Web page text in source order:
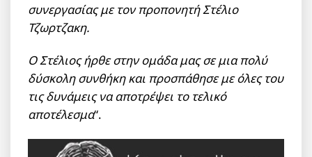
συνεργασίας με τον προπονητή Στέλιο
Τζωρτζακη.
Ο Στέλιος ήρθε στην ομάδα μας σε μια πολύ
δύσκολη συνθήκη και προσπάθησε με όλες του
τις δυνάμεις να αποτρέψει το τελικό
αποτέλεσμα“.